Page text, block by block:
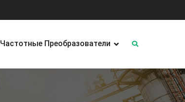
Частотные Преобразователи